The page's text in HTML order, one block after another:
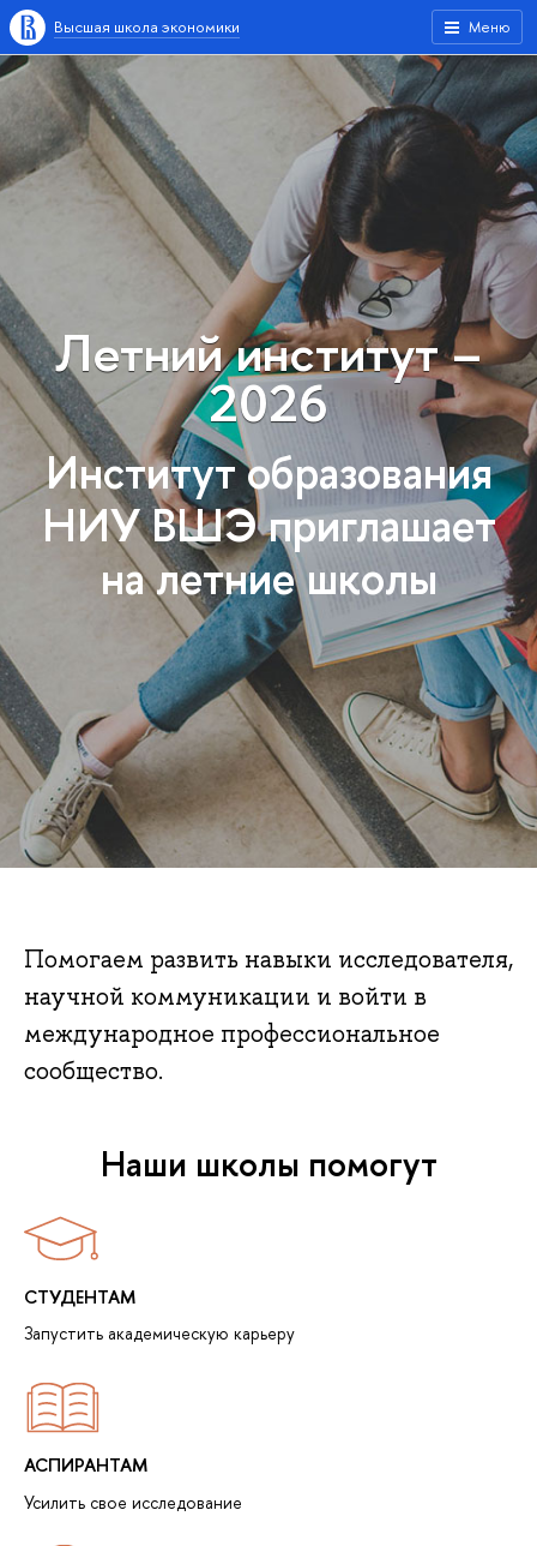
Меню
Высшая школа экономики
Летний институт –
2026
Институт образования
НИУ ВШЭ приглашает
на летние школы
Помогаем развить навыки исследователя,
научной коммуникации и войти в
международное профессиональное
сообщество.
Наши школы помогут
СТУДЕНТАМ
Запустить академическую карьеру
АСПИРАНТАМ
Усилить свое исследование